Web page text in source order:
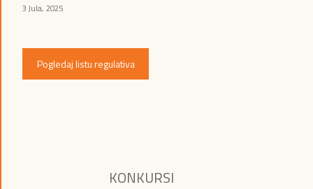
3 Jula, 2025
Pogledaj listu regulativa
KONKURSI